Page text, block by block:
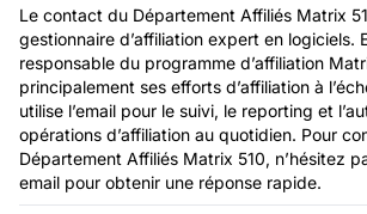
Le contact du Département Affiliés Matrix
gestionnaire d’affiliation expert en logiciels.
responsable du programme d’affiliation
principalement ses efforts d’affiliation à
utilise l’email pour le suivi, le reporting et
opérations d’affiliation au quotidien. Pour
Département Affiliés Matrix 510, n’hésitez
email pour obtenir une réponse rapide.